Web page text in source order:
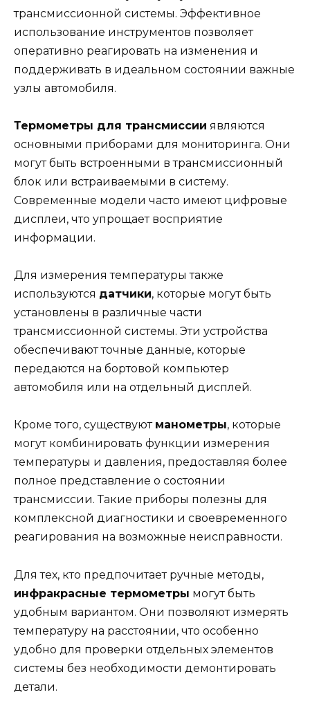
трансмиссионной системы. Эффективное
использование инструментов позволяет
оперативно реагировать на изменения и
поддерживать в идеальном состоянии важные
узлы автомобиля.
Термометры для трансмиссии являются
основными приборами для мониторинга. Они
могут быть встроенными в трансмиссионный
блок или встраиваемыми в систему.
Современные модели часто имеют цифровые
дисплеи, что упрощает восприятие
информации.
Для измерения температуры также
используются датчики, которые могут быть
установлены в различные части
трансмиссионной системы. Эти устройства
обеспечивают точные данные, которые
передаются на бортовой компьютер
автомобиля или на отдельный дисплей.
Кроме того, существуют манометры, которые
могут комбинировать функции измерения
температуры и давления, предоставляя более
полное представление о состоянии
трансмиссии. Такие приборы полезны для
комплексной диагностики и своевременного
реагирования на возможные неисправности.
Для тех, кто предпочитает ручные методы,
инфракрасные термометры могут быть
удобным вариантом. Они позволяют измерять
температуру на расстоянии, что особенно
удобно для проверки отдельных элементов
системы без необходимости демонтировать
детали.